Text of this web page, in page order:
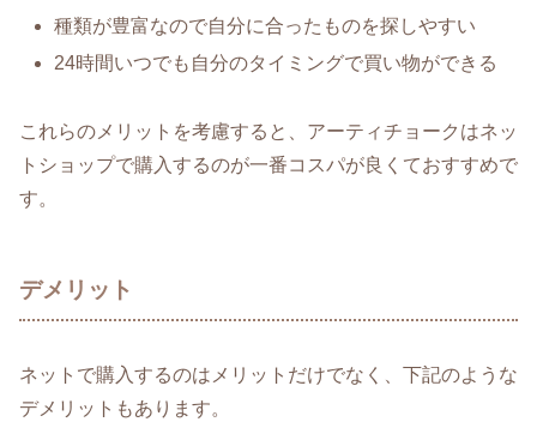
種類が豊富なので自分に合ったものを探しやすい
24時間いつでも自分のタイミングで買い物ができる
これらのメリットを考慮すると、アーティチョークはネッ
トショップで購入するのが一番コスパが良くておすすめで
す。
デメリット
ネットで購入するのはメリットだけでなく、下記のような
デメリットもあります。